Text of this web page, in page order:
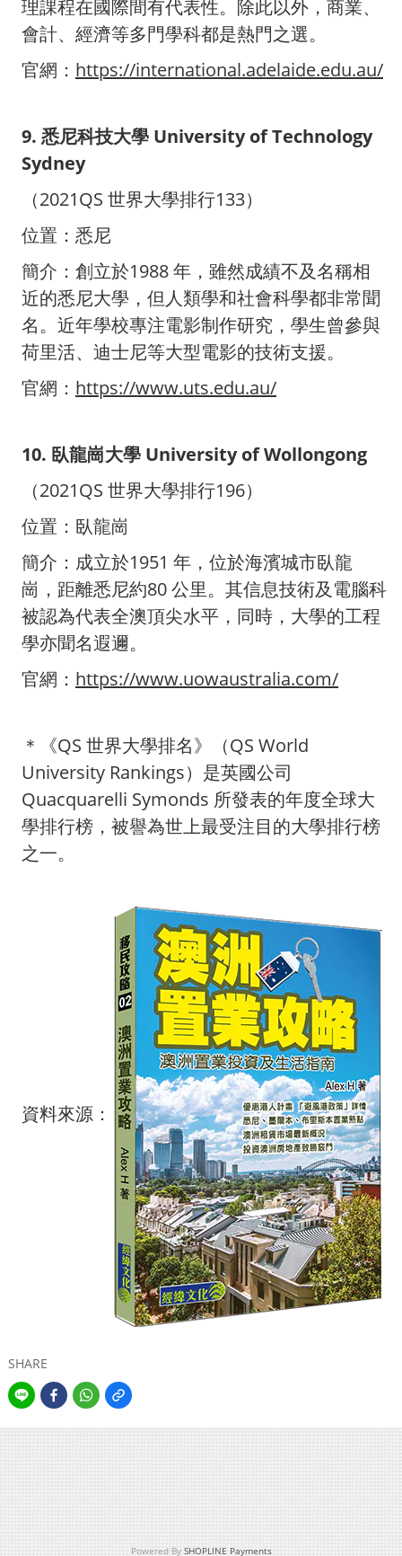
理課程在國際間有代表性。除此以外，商業、
會計、經濟等多門學科都是熱門之選。
官網： https://international.adelaide.edu.au/
9. 悉尼科技大學 University of Technology
Sydney
（2021QS 世界大學排行133）
位置：悉尼
簡介：創立於1988 年，雖然成績不及名稱相
近的悉尼大學，但人類學和社會科學都非常聞
名。近年學校專注電影制作研究，學生曾參與
荷里活、迪士尼等大型電影的技術支援。
官網： https://www.uts.edu.au/
10. 臥龍崗大學 University of Wollongong
（2021QS 世界大學排行196）
位置：臥龍崗
簡介：成立於1951 年，位於海濱城市臥龍
崗，距離悉尼約80 公里。其信息技術及電腦科
被認為代表全澳頂尖水平，同時，大學的工程
學亦聞名遐邇。
官網： https://www.uowaustralia.com/
＊《QS 世界大學排名》（QS World
University Rankings）是英國公司
Quacquarelli Symonds 所發表的年度全球大
學排行榜，被譽為世上最受注目的大學排行榜
之一。
資料來源：
SHARE
Powered By SHOPLINE Payments